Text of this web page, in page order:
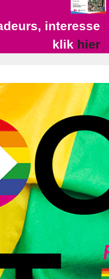
interesse
klik hier